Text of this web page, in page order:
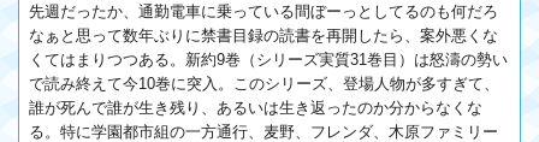
先週だったか、通勤電車に乗っている間ぼーっとしてるのも何だろ
なぁと思って数年ぶりに禁書目録の読書を再開したら、案外悪くな
くてはまりつつある。新約9巻（シリーズ実質31巻目）は怒濤の勢い
で読み終えて今10巻に突入。このシリーズ、登場人物が多すぎて、
誰が死んで誰が生き残り、あるいは生き返ったのか分からなくな
る。特に学園都市組の一方通行、麦野、フレンダ、木原ファミリー